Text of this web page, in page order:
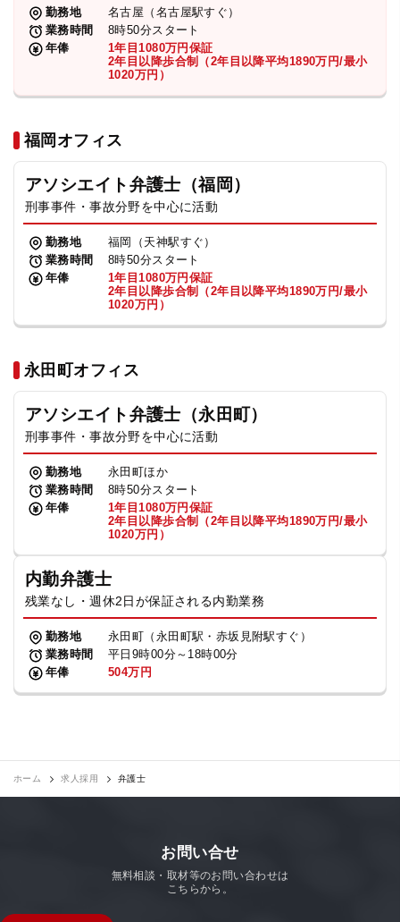
勤務地
名古屋（名古屋駅すぐ）
業務時間
8時50分スタート
年俸
1年目1080万円保証
2年目以降歩合制（2年目以降平均1890万円/最小
1020万円）
福岡オフィス
アソシエイト弁護士（福岡）
刑事事件・事故分野を中心に活動
勤務地
福岡（天神駅すぐ）
業務時間
8時50分スタート
年俸
1年目1080万円保証
2年目以降歩合制（2年目以降平均1890万円/最小
1020万円）
永田町オフィス
アソシエイト弁護士（永田町）
刑事事件・事故分野を中心に活動
勤務地
永田町ほか
業務時間
8時50分スタート
年俸
1年目1080万円保証
2年目以降歩合制（2年目以降平均1890万円/最小
1020万円）
内勤弁護士
残業なし・週休2日が保証される内勤業務
勤務地
永田町（永田町駅・赤坂見附駅すぐ）
業務時間
平日9時00分～18時00分
年俸
504万円
ホーム 求人採用 弁護士
お問い合せ
無料相談・取材等のお問い合わせは
こちらから。